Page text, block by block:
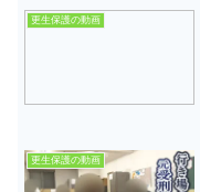
更生保護の動画
更生保護の動画